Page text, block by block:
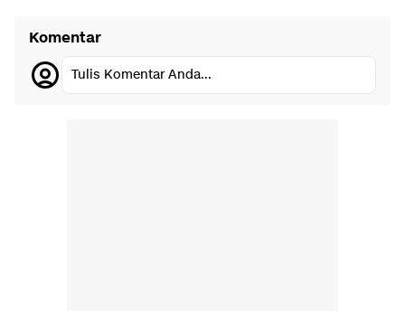
Komentar
Tulis Komentar Anda...